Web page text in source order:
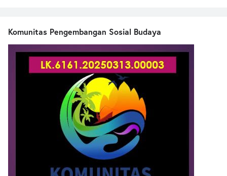
Komunitas Pengembangan Sosial Budaya